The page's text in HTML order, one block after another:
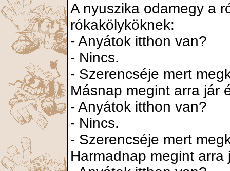
A nyuszika odamegy a
rókakölyköknek:
- Anyátok itthon van?
- Nincs.
- Szerencséje mert
Másnap megint arra jár
- Anyátok itthon van?
- Nincs.
- Szerencséje mert
Harmadnap megint arra